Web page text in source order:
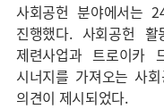
사회공헌 분야에서는
진행했다. 사회공헌
제련사업과 트로이카
시너지를 가져오는 사
의견이 제시되었다.